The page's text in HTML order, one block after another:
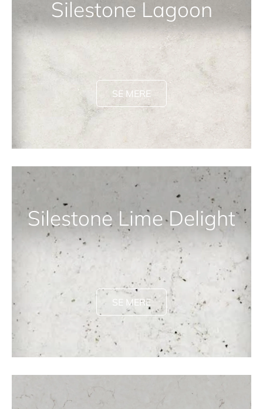
Silestone Lagoon
SE MERE
Silestone Lime Delight
SE MERE